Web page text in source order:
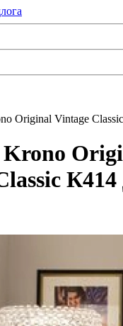
Original Vintage
Krono
К414